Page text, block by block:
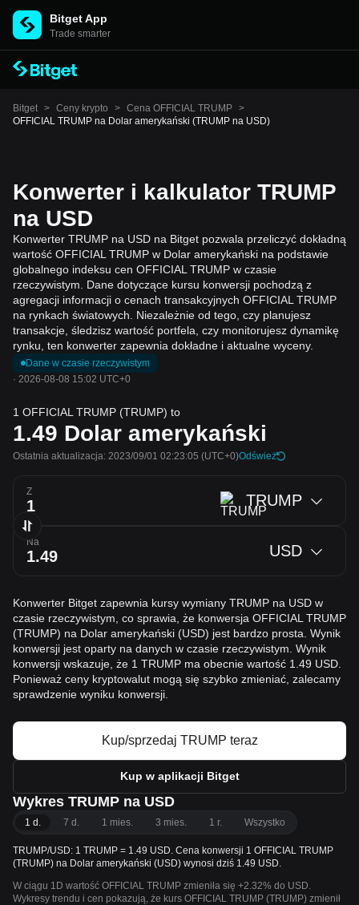
Bitget App
Trade smarter
Bitget > Ceny krypto > Cena OFFICIAL TRUMP >
OFFICIAL TRUMP na Dolar amerykański (TRUMP na USD)
Konwerter i kalkulator TRUMP
na USD
Konwerter TRUMP na USD na Bitget pozwala przeliczyć dokładną
wartość OFFICIAL TRUMP w Dolar amerykański na podstawie
globalnego indeksu cen OFFICIAL TRUMP w czasie
rzeczywistym. Dane dotyczące kursu konwersji pochodzą z
agregacji informacji o cenach transakcyjnych OFFICIAL TRUMP
na rynkach światowych. Niezależnie od tego, czy planujesz
transakcje, śledzisz wartość portfela, czy monitorujesz dynamikę
rynku, ten konwerter zapewnia dokładne i aktualne wyceny.
Dane w czasie rzeczywistym
· 2026-08-08 15:02 UTC+0
1 OFFICIAL TRUMP (TRUMP) to
1.49 Dolar amerykański
Ostatnia aktualizacja: 2023/09/01 02:23:05 (UTC+0)Odśwież
Z TRUMP
Na USD
Konwerter Bitget zapewnia kursy wymiany TRUMP na USD w
czasie rzeczywistym, co sprawia, że konwersja OFFICIAL TRUMP
(TRUMP) na Dolar amerykański (USD) jest bardzo prosta. Wynik
konwersji jest oparty na danych w czasie rzeczywistym. Wynik
konwersji wskazuje, że 1 TRUMP ma obecnie wartość 1.49 USD.
Ponieważ ceny kryptowalut mogą się szybko zmieniać, zalecamy
sprawdzenie wyniku konwersji.
Kup/sprzedaj TRUMP teraz
Kup w aplikacji Bitget
Wykres TRUMP na USD
1 d. 7 d. 1 mies. 3 mies. 1 r. Wszystko
TRUMP/USD: 1 TRUMP = 1.49 USD. Cena konwersji 1 OFFICIAL TRUMP
(TRUMP) na Dolar amerykański (USD) wynosi dziś 1.49 USD.
W ciągu 1D wartość OFFICIAL TRUMP zmieniła się +2.32% do USD.
Wykresy trendu i cen pokazują, że kurs OFFICIAL TRUMP (TRUMP) zmienił